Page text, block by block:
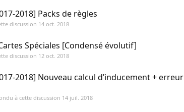
2018] Packs de règles
discussion 14 oct. 2018
Spéciales [Condensé évolutif]
discussion 12 oct. 2018
2018] Nouveau calcul d’inducement + erreur
à cette discussion 14 juil. 2018